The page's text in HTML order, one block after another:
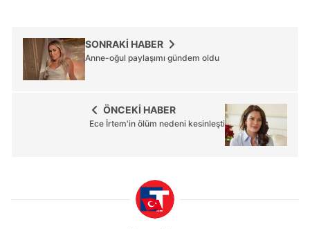
SONRAKİ HABER
Anne-oğul paylaşımı gündem oldu
ÖNCEKİ HABER
Ece İrtem'in ölüm nedeni kesinleşti